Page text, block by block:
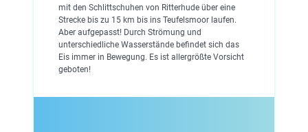
mit den Schlittschuhen von Ritterhude über eine
Strecke bis zu 15 km bis ins Teufelsmoor laufen.
Aber aufgepasst! Durch Strömung und
unterschiedliche Wasserstände befindet sich das
Eis immer in Bewegung. Es ist allergrößte Vorsicht
geboten!